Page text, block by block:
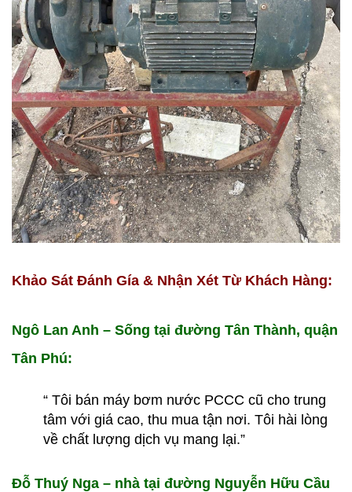
Khảo Sát Đánh Gía & Nhận Xét Từ Khách Hàng:
Ngô Lan Anh – Sống tại đường Tân Thành, quận
Tân Phú:
“ Tôi bán máy bơm nước PCCC cũ cho trung
tâm với giá cao, thu mua tận nơi. Tôi hài lòng
về chất lượng dịch vụ mang lại.”
Đỗ Thuý Nga – nhà tại đường Nguyễn Hữu Cầu